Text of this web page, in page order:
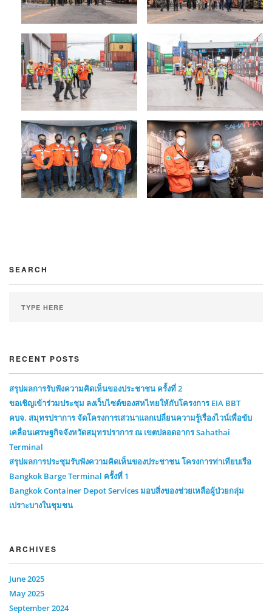
SEARCH
RECENT POSTS
สรุปผลการรับฟังความคิดเห็นของประชาชน ครั้งที่ 2
ขอเชิญเข้าร่วมประชุม ลงเว็บไซต์ของสหไทยให้กับโครงการ EIA BBT
คบจ. สมุทรปราการ จัดโครงการเสวนาแลกเปลี่ยนความรู้เรื่องไวน์เพื่อขับ
เคลื่อนเศรษฐกิจจังหวัดสมุทรปราการ ณ เขตปลอดอากร Sahathai
Terminal
สรุปผลการประชุมรับฟังความคิดเห็นของประชาชน โครงการท่าเทียบเรือ
Bangkok Barge Terminal ครั้งที่ 1
Bangkok Container Depot Services มอบสิ่งของช่วยเหลือผู้ป่วยกลุ่ม
เปราะบางในชุมชน
ARCHIVES
June 2025
May 2025
September 2024